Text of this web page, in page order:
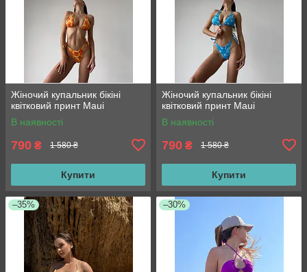
Жіночий купальник бікіні
квітковий принт Maui
В наявності
790 ₴ 1 580 ₴
Купити
Жіночий купальник бікіні
квітковий принт Maui
В наявності
790 ₴ 1 580 ₴
Купити
–35% –30%